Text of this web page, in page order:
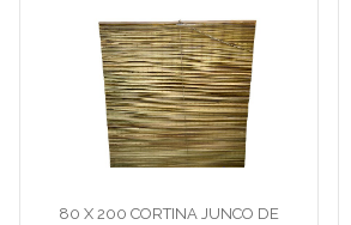
80 X 200 CORTINA JUNCO DE